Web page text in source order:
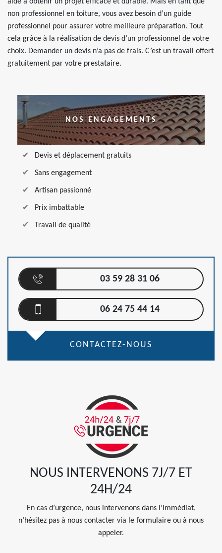
non professionnel en toiture, vous avez besoin d’un guide
professionnel pour assurer votre meilleure préparation. Tout
cela grâce à la réalisation de devis d’un professionnel de votre
choix. Demander un devis n’a pas de frais. C’est un travail offert
gratuitement par votre prestataire.
NOS ENGAGEMENTS
Devis et déplacement gratuits
Sans engagement
Artisan passionné
Prix imbattable
Travail de qualité
03 59 28 31 06
06 24 75 44 14
CONTACTEZ-NOUS
NOUS INTERVENONS 7J/7 ET
24H/24
En cas d’urgence, nous intervenons dans l’immédiat,
n’hésitez pas à nous contacter via le formulaire ou à nous
appeler.